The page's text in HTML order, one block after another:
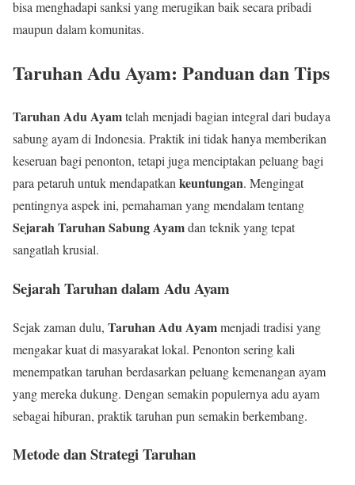
bisa menghadapi sanksi yang merugikan baik secara pribadi
maupun dalam komunitas.
Taruhan Adu Ayam: Panduan dan Tips
Taruhan Adu Ayamtelah menjadi bagian integral dari budaya
sabung ayam di Indonesia. Praktik ini tidak hanya memberikan
keseruan bagi penonton, tetapi juga menciptakan peluang bagi
para petaruh untuk mendapatkan keuntungan. Mengingat
pentingnya aspek ini, pemahaman yang mendalam tentang
Sejarah Taruhan Sabung Ayamdan teknik yang tepat
sangatlah krusial.
Sejarah Taruhan dalam Adu Ayam
Sejak zaman dulu, Taruhan Adu Ayammenjadi tradisi yang
mengakar kuat di masyarakat lokal. Penonton sering kali
menempatkan taruhan berdasarkan peluang kemenangan ayam
yang mereka dukung. Dengan semakin populernya adu ayam
sebagai hiburan, praktik taruhan pun semakin berkembang.
Metode dan Strategi Taruhan